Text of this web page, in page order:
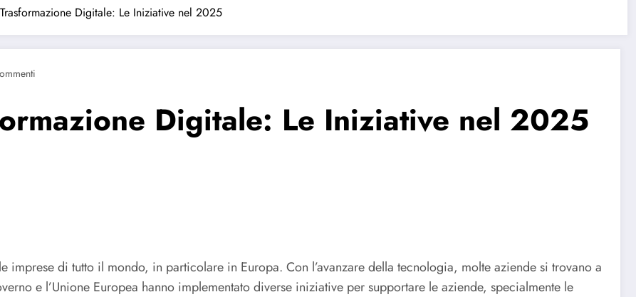
Digitale: Le Iniziative nel 2025
Digitale: Le Iniziative nel 2025
imprese di tutto il mondo, in particolare in Europa. Con l’avanzare della tecnologia, molte aziende si trovano a
e l’Unione Europea hanno implementato diverse iniziative per supportare le aziende, specialmente le